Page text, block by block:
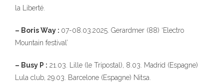
la Liberté.
– Boris Way : 07-08.03.2025. Gerardmer (88) ‘Electro
Mountain festival’
– Busy P : 21.03. Lille (le Tripostal), 8.03. Madrid (Espagne)
Lula club, 29.03. Barcelone (Espagne) Nitsa.